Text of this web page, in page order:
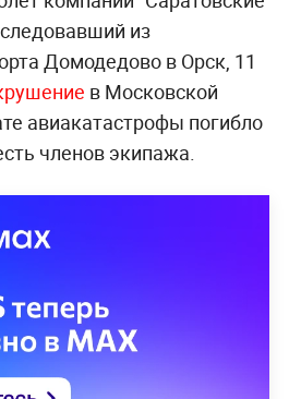
из
Домодедово в Орск, 11
в Московской
авиакатастрофы погибло
членов экипажа.